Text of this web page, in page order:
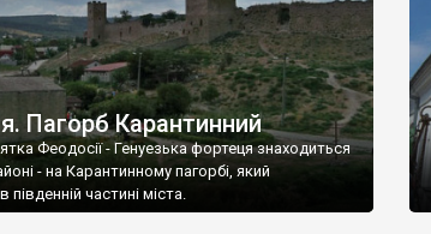
Пагорб Карантинний
Феодосії - Генуезька фортеця знаходиться
- на Карантинному пагорбі, який
південній частині міста.